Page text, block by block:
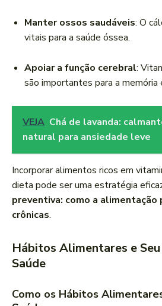
Manter ossos saudáveis: O
vitais para a saúde óssea.
Apoiar a função cerebral:
são importantes para a memória
VEJA Chá de lavanda:
natural para ansiedade leve
Incorporar alimentos ricos em
dieta pode ser uma estratégia
preventiva: como a alimentação
crônicas.
Hábitos Alimentares e
Saúde
Como os Hábitos